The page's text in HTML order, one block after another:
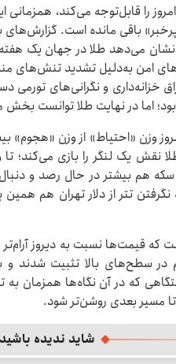
امروز را قابل‌توجه می‌کند،
باقی مانده است. گزارش‌های
می‌دهد طلا در جهان یک
امن به‌دلیل تشدید تنش‌های
خزانه‌داری و نگرانی‌های
اما در نهایت طلا توانست بخش
وزن «احتیاط» از وزن «هجوم»
طلا نقش یک لنگر را بازی
و سکه هم بیشتر در حال رصد و
تتر از دلار تهران هم همین
که قیمت‌ها نسبت به دیروز
سطح‌های بالا تثبیت شدند و
که در آن نگاه‌ها همزمان
مسیر بعدی روشن‌تر شود.
شاید ندیده باشید